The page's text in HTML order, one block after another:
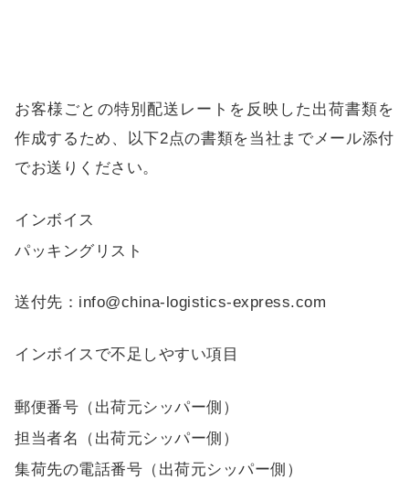
お客様ごとの特別配送レートを反映した出荷書類を
作成するため、以下2点の書類を当社までメール添付
でお送りください。
インボイス
パッキングリスト
送付先：info@china-logistics-express.com
インボイスで不足しやすい項目
郵便番号（出荷元シッパー側）
担当者名（出荷元シッパー側）
集荷先の電話番号（出荷元シッパー側）